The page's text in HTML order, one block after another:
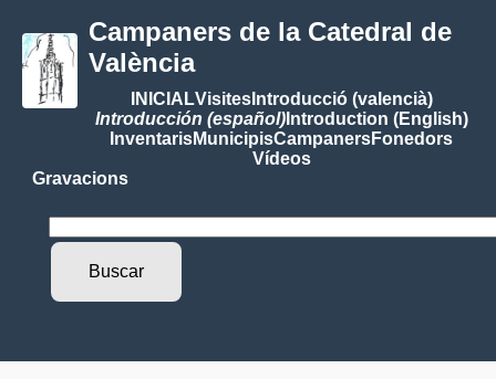
Campaners de la Catedral de
València
INICIALVisitesIntroducció (valencià)
Introducción (español)Introduction (English)
InventarisMunicipisCampanersFonedors
Vídeos
Gravacions